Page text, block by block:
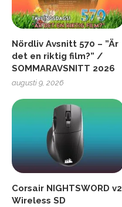
Nördliv Avsnitt 570 – ”Är
det en riktig film?” /
SOMMARAVSNITT 2026
augusti 9, 2026
Corsair NIGHTSWORD v2
Wireless SD